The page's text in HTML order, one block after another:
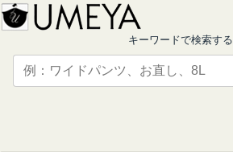
キーワードで検索する